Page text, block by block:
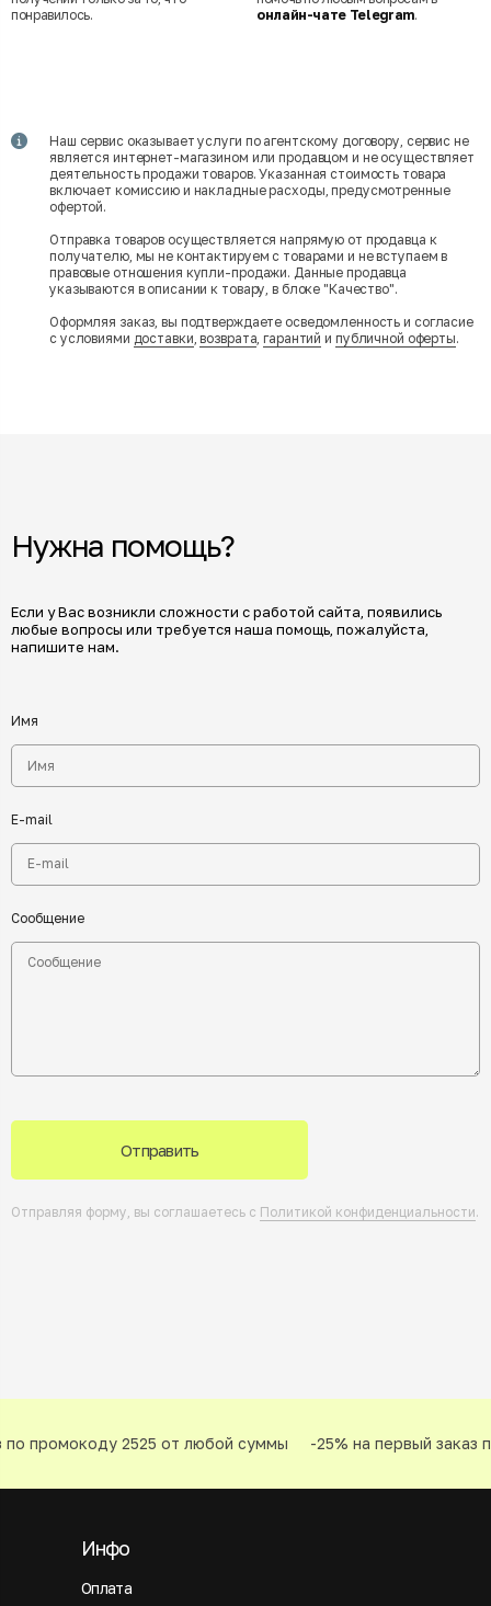
понравилось.
онлайн-чате Telegram.
Наш сервис оказывает услуги по агентскому договору, сервис не
является интернет-магазином или продавцом и не осуществляет
деятельность продажи товаров. Указанная стоимость товара
включает комиссию и накладные расходы, предусмотренные
офертой.
Отправка товаров осуществляется напрямую от продавца к
получателю, мы не контактируем с товарами и не вступаем в
правовые отношения купли-продажи. Данные продавца
указываются в описании к товару, в блоке "Качество".
Оформляя заказ, вы подтверждаете осведомленность и согласие
с условиями доставки,возврата,гарантий и публичной оферты.
Нужна помощь?
Если у Вас возникли сложности с работой сайта, появились
любые вопросы или требуется наша помощь, пожалуйста,
напишите нам.
Имя
E-mail
Сообщение
Отправить
Отправляя форму, вы соглашаетесь с Политикой конфиденциальности.
промокоду 2525 от любой суммы -25% на первый заказ
Оплата
Инфо